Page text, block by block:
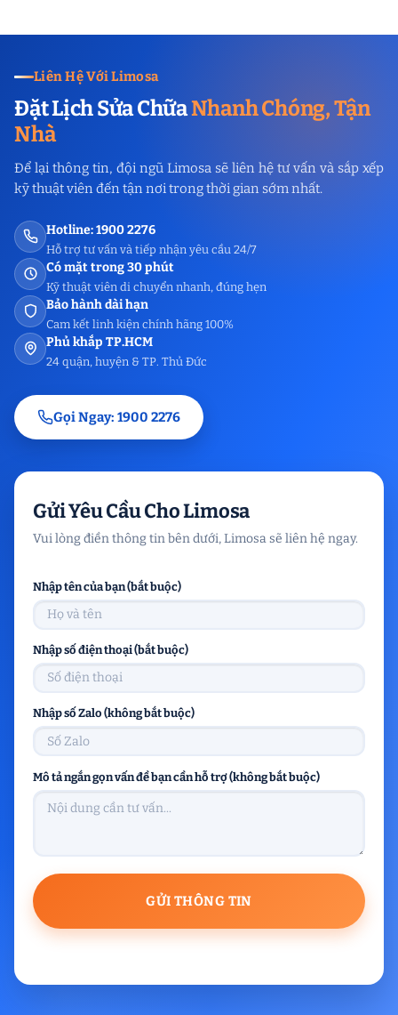
Liên Hệ Với Limosa
Đặt Lịch Sửa ChữaNhanh Chóng, Tận
Nhà
Để lại thông tin, đội ngũ Limosa sẽ liên hệ tư vấn và sắp xếp
kỹ thuật viên đến tận nơi trong thời gian sớm nhất.
Hotline: 1900 2276
Hỗ trợ tư vấn và tiếp nhận yêu cầu 24/7
Có mặt trong 30 phút
Kỹ thuật viên di chuyển nhanh, đúng hẹn
Bảo hành dài hạn
Cam kết linh kiện chính hãng 100%
Phủ khắp TP.HCM
24 quận, huyện & TP. Thủ Đức
Gọi Ngay: 1900 2276
Gửi Yêu Cầu Cho Limosa
Vui lòng điền thông tin bên dưới, Limosa sẽ liên hệ ngay.
Nhập tên của bạn (bắt buộc)
Nhập số điện thoại (bắt buộc)
Nhập số Zalo (không bắt buộc)
Mô tả ngắn gọn vấn đề bạn cần hỗ trợ (không bắt buộc)